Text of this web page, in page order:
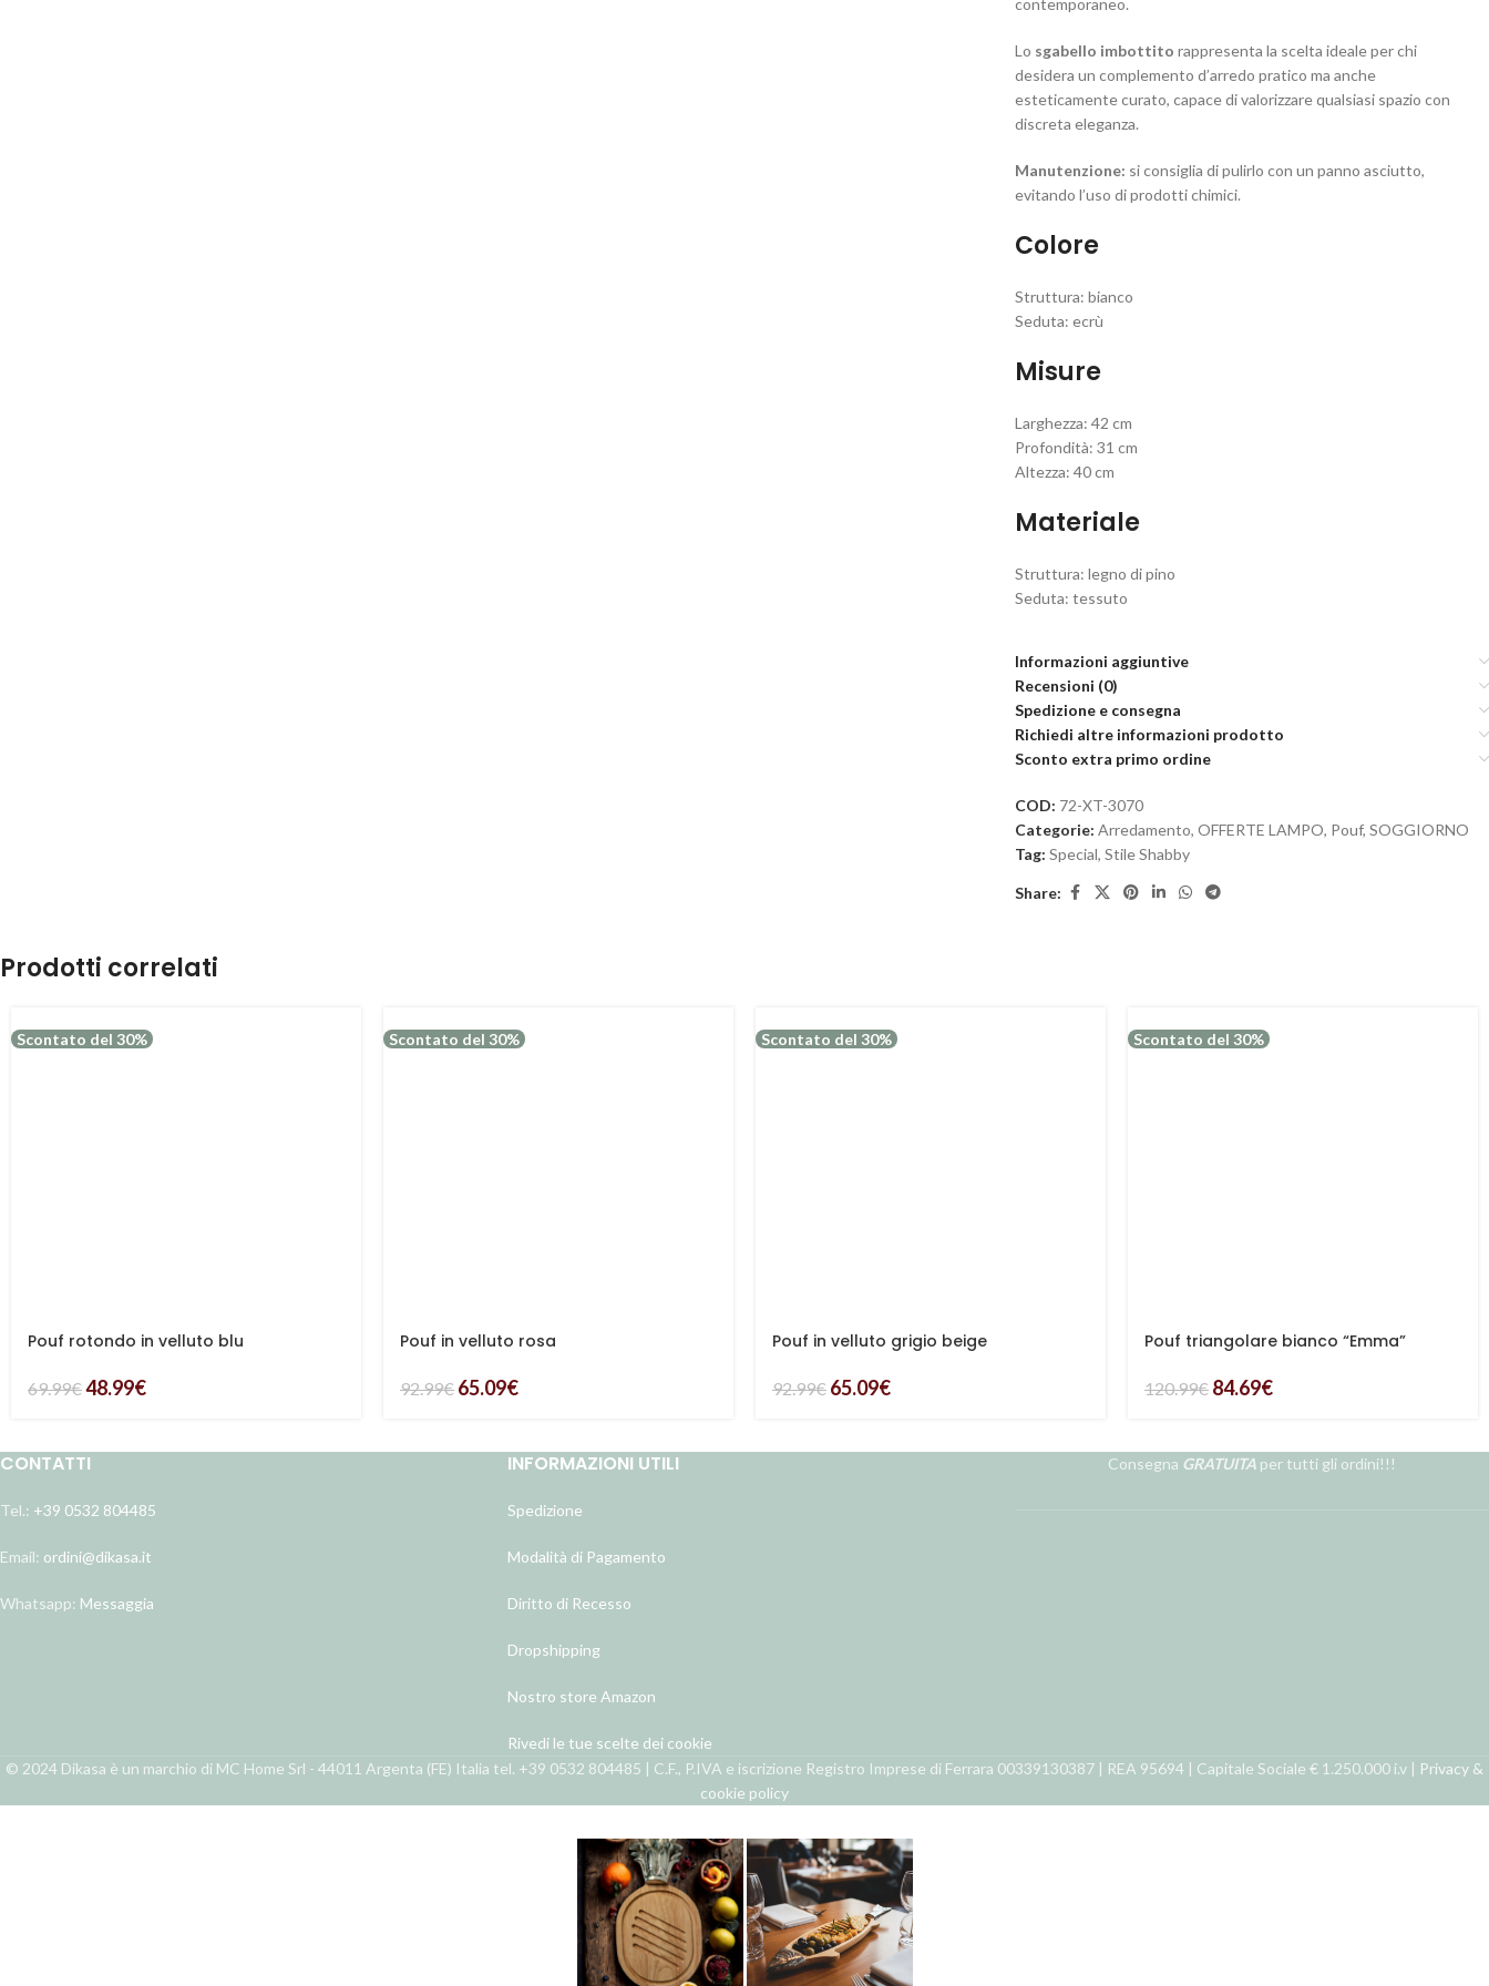
contemporaneo.
Lo sgabello imbottito rappresenta la scelta ideale per chi
desidera un complemento d’arredo pratico ma anche
esteticamente curato, capace di valorizzare qualsiasi spazio con
discreta eleganza.
Manutenzione: si consiglia di pulirlo con un panno asciutto,
evitando l’uso di prodotti chimici.
Colore
Struttura: bianco
Seduta: ecrù
Misure
Larghezza: 42 cm
Profondità: 31 cm
Altezza: 40 cm
Materiale
Struttura: legno di pino
Seduta: tessuto
Informazioni aggiuntive
Recensioni (0)
Spedizione e consegna
Richiedi altre informazioni prodotto
Sconto extra primo ordine
COD: 72-XT-3070
Categorie: Arredamento, OFFERTE LAMPO, Pouf, SOGGIORNO
Tag: Special, Stile Shabby
Share:
Prodotti correlati
Scontato del 30%
Pouf rotondo in velluto blu
69.99€48.99€
Scontato del 30%
Pouf in velluto rosa
92.99€ 65.09€
Scontato del 30%
Pouf in velluto grigio beige
92.99€ 65.09€
Scontato del 30%
Pouf triangolare bianco “Emma”
120.99€ 84.69€
CONTATTI
Tel.: +39 0532 804485
Email: ordini@dikasa.it
Whatsapp: Messaggia
INFORMAZIONI UTILI
Spedizione
Modalità di Pagamento
Diritto di Recesso
Dropshipping
Nostro store Amazon
Rivedi le tue scelte dei cookie
Consegna GRATUITA per tutti gli ordini!!!
© 2024 Dikasa è un marchio di MC Home Srl - 44011 Argenta (FE) Italia tel. +39 0532 804485 | C.F., P.IVA e iscrizione Registro Imprese di Ferrara 00339130387 | REA 95694 | Capitale Sociale € 1.250.000 i.v | Privacy &
cookie policy